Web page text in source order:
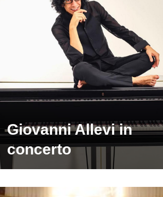
Giovanni Allevi in
concerto